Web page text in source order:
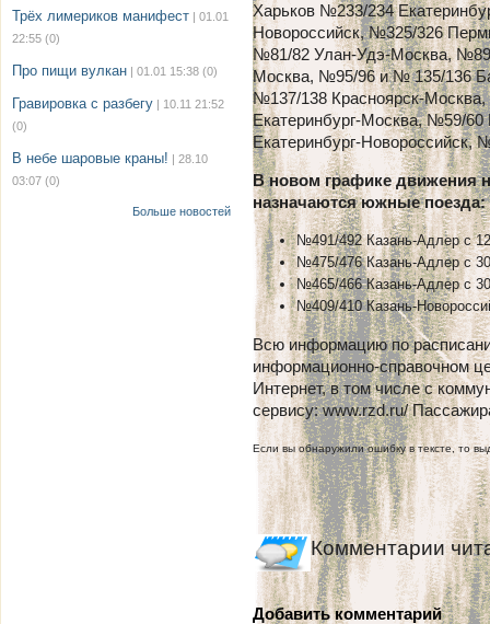
Трёх лимериков манифест | 01.01
22:55 (0)
Про пищи вулкан | 01.01 15:38 (0)
Гравировка с разбегу | 10.11 21:52
(0)
В небе шаровые краны! | 28.10
03:07 (0)
Больше новостей
Харьков №233/234
Новороссийск, №325/326
№81/82 Улан-Удэ-Москва,
Москва, №95/96 и № 135/136
№137/138 Красноярск-
Екатеринбург-Москва, №59/
Екатеринбург-Новороссийск,
В новом графике движения
назначаются южные поезда:
№491/492 Казань-Адлер с
№475/476 Казань-Адлер с
№465/466 Казань-Адлер с
№409/410 Казань-
Всю информацию по
информационно-справочном
Интернет, в том числе с
сервису: www.rzd.ru/
Если вы обнаружили ошибку в тексте, то
Комментарии
Добавить комментарий